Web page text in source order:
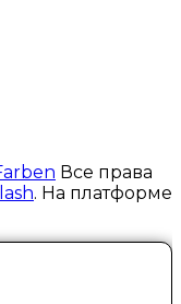
Все права
. На платформе